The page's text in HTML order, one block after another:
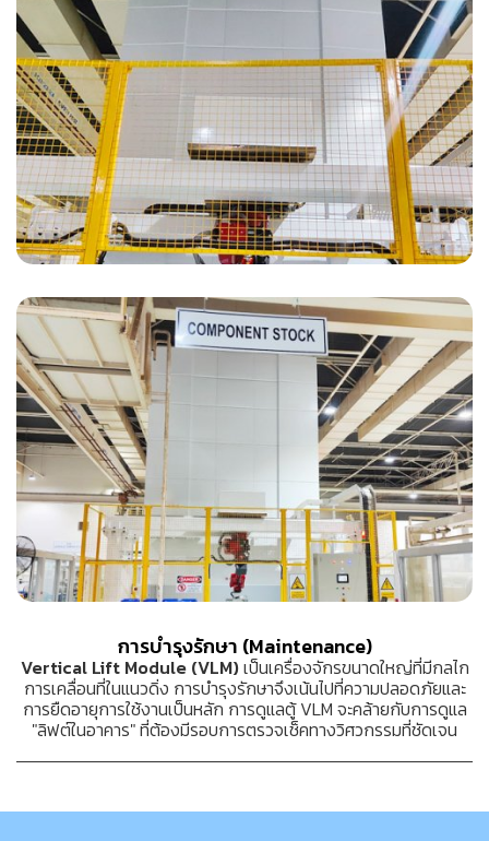
การบำรุงรักษา (Maintenance)
Vertical Lift Module (VLM)เป็นเครื่องจักรขนาดใหญ่ที่มีกลไก
การเคลื่อนที่ในแนวดิ่ง การบำรุงรักษาจึงเน้นไปที่ความปลอดภัยและ
การยืดอายุการใช้งานเป็นหลัก การดูแลตู้ VLM จะคล้ายกับการดูแล
"ลิฟต์ในอาคาร" ที่ต้องมีรอบการตรวจเช็คทางวิศวกรรมที่ชัดเจน